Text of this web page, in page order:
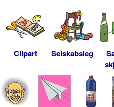
Clipart Selskabsleg